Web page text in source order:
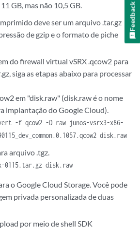
GB, mas não 10,5 GB.
deve ser um arquivo .tar.gz
de gzip e o formato de piche
do firewall virtual vSRX .qcow2 para
siga as etapas abaixo para processar
em "disk.raw" (disk.raw é o nome
implantação do Google Cloud).
-f qcow2 -O raw junos-vsrx3-x86-
disk.raw
arquivo .tgz.
disk.raw
o Google Cloud Storage. Você pode
privada personalizada de duas
por meio de shell SDK
Feedback